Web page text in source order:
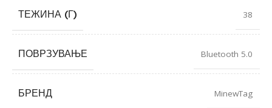
ТЕЖИНА (Г) 38
ПОВРЗУВАЊЕ Bluetooth 5.0
БРЕНД MinewTag